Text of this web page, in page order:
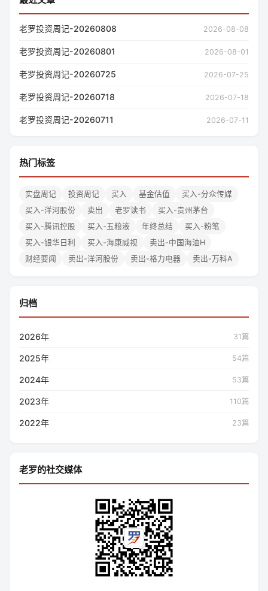
老罗投资周记-20260808 2026-08-08
老罗投资周记-20260801 2026-08-01
老罗投资周记-20260725 2026-07-25
老罗投资周记-20260718 2026-07-18
老罗投资周记-20260711 2026-07-11
热门标签
实盘周记 投资周记 买入 基金估值
买入-分众传媒
买入-洋河股份
卖出 老罗读书
买入-贵州茅台
买入-腾讯控股
买入-五粮液 年终总结
买入-粉笔
买入-银华日利
买入-海康威视
卖出-中国海油H
财经要闻
卖出-洋河股份 卖出-格力电器 卖出-万科A
归档
2026年 31篇
2025年 54篇
2024年 53篇
2023年 110篇
2022年 23篇
老罗的社交媒体